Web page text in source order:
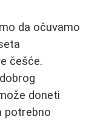
da očuvamo
češće.
doneti
potrebno